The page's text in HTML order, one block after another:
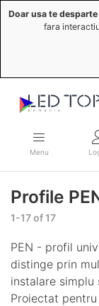
Doar usa te
fara
Menu
Profile
1-17 of 17
PEN - profil
distinge prin
instalare simplu
Proiectat